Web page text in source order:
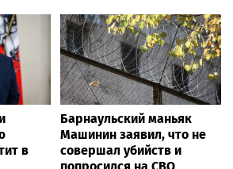
в
Барнаульский маньяк
Машинин заявил, что не
совершал убийств и